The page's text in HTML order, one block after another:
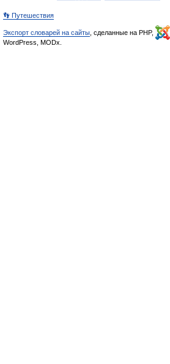
👣 Путешествия
Экспорт словарей на сайты , сделанные на PHP,
WordPress, MODx.